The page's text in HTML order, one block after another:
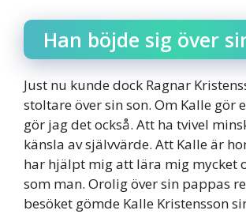
Han böjde sig över
Just nu kunde dock Ragnar
stoltare över sin son. Om Kalle gör
gör jag det också. Att ha tvivel
känsla av självvärde. Att Kalle är
har hjälpt mig att lära mig mycket
som man. Orolig över sin pappas
besöket gömde Kalle Kristensson